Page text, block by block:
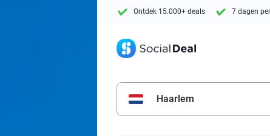
Ontdek 15.000+ deals 7 dagen
Haarlem